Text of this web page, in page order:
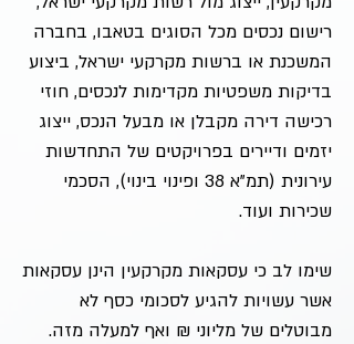
רישום נכסים מכל הסוגים בטאבו, בחברה
המשכנת או ברשות מקרקעי ישראל, ביצוע
בדיקות משפטיות מקדימות לנכסים, חוזי
רכישה דירה מקבלן או מבעל הנכס, ייצוג
יזמים ודיירים בפרויקטים של התחדשות
עירונית (תמ"א 38 ופינוי בינוי), הסכמי
שכירות ועוד.
שימו לב כי עסקאות מקרקעין הינן עסקאות
אשר עשויות להגיע לסכומי כסף לא
מבוטלים של מליוני ₪ ואף למעלה מזה.